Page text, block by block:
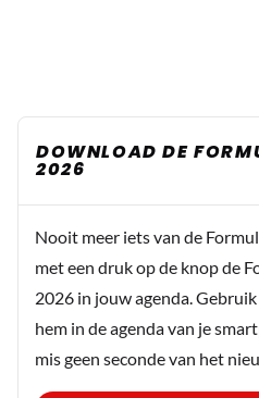
DOWNLOAD DE
2026
Nooit meer iets van de
met een druk op de knop de
2026 in jouw agenda.
hem in de agenda van je
mis geen seconde van het